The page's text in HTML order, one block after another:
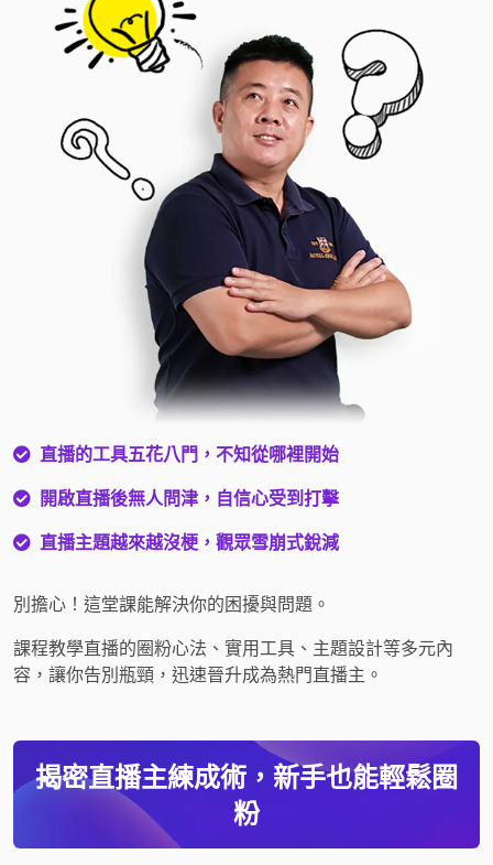
直播的工具五花八門，不知從哪裡開始
開啟直播後無人問津，自信心受到打擊
直播主題越來越沒梗，觀眾雪崩式銳減
別擔心！這堂課能解決你的困擾與問題。
課程教學直播的圈粉心法、實用工具、主題設計等多元內
容，讓你告別瓶頸，迅速晉升成為熱門直播主。
揭密直播主練成術，新手也能輕鬆圈
粉